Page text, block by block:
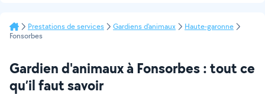
Prestations de services Gardiens d'animaux
Haute-garonne
Fonsorbes
Gardien d'animaux à Fonsorbes : tout ce
qu’il faut savoir